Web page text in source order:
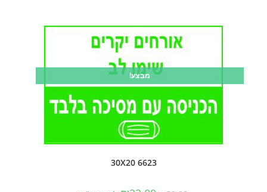
מבצע!
6623 30X20